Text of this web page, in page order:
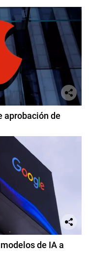
aprobación de
de IA a